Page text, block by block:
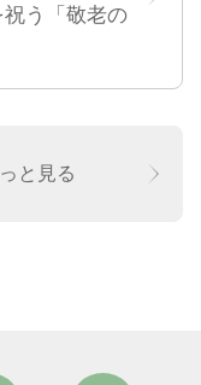
う「敬老の
と見る